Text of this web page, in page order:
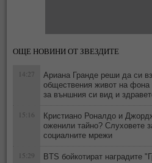
ОЩЕ НОВИНИ ОТ ЗВЕЗДИТЕ
14:27
Ариана Гранде реши да си
обществения живот на фона
за външния си вид и
15:16
Кристиано Роналдо и
оженили тайно? Слуховете
социалните мрежи
15:29
BTS бойкотират наградите